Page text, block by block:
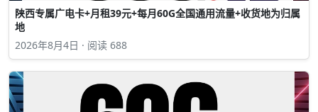
陕西专属广电卡+月租39元+每月60G全国通用流量+收货地为归属
地
2026年8月4日 · 阅读 688